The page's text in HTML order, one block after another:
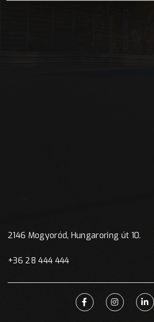
2146 Mogyoród, Hungaroring út 10.
+36 28 444 444